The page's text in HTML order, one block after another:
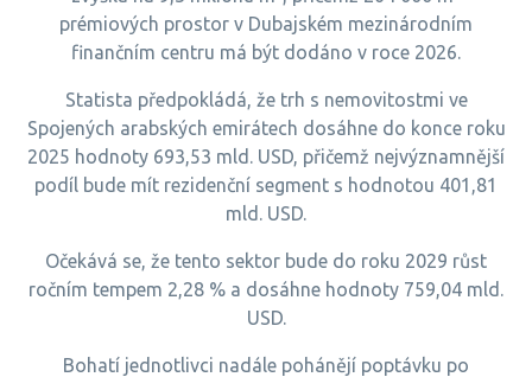
prémiových prostor v Dubajském mezinárodním
finančním centru má být dodáno v roce 2026.
Statista předpokládá, že trh s nemovitostmi ve
Spojených arabských emirátech dosáhne do konce roku
2025 hodnoty 693,53 mld. USD, přičemž nejvýznamnější
podíl bude mít rezidenční segment s hodnotou 401,81
mld. USD.
Očekává se, že tento sektor bude do roku 2029 růst
ročním tempem 2,28 % a dosáhne hodnoty 759,04 mld.
USD.
Bohatí jednotlivci nadále pohánějí poptávku po